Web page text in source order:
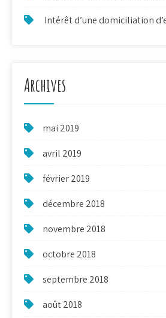
Intérêt d’une domiciliation
Archives
mai 2019
avril 2019
février 2019
décembre 2018
novembre 2018
octobre 2018
septembre 2018
août 2018